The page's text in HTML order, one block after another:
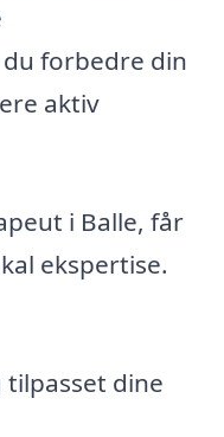
forbedre din
aktiv
i Balle, får
ekspertise.
dine